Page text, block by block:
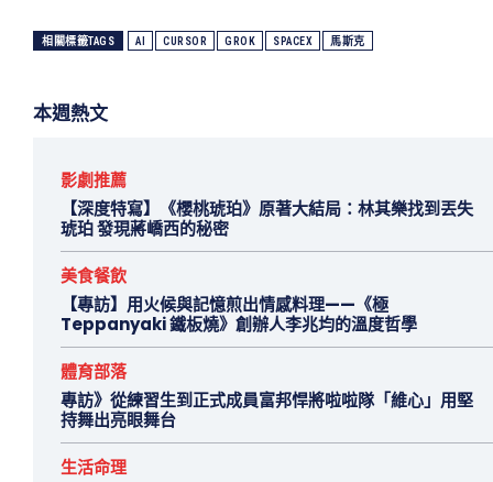
相關標籤TAGS AI CURSOR GROK SPACEX 馬斯克
本週熱文
影劇推薦
【深度特寫】《櫻桃琥珀》原著大結局：林其樂找到丟失
琥珀 發現蔣嶠西的秘密
美食餐飲
【專訪】用火候與記憶煎出情感料理——《極
Teppanyaki 鐵板燒》創辦人李兆均的溫度哲學
體育部落
專訪》從練習生到正式成員富邦悍將啦啦隊「維心」用堅
持舞出亮眼舞台
生活命理